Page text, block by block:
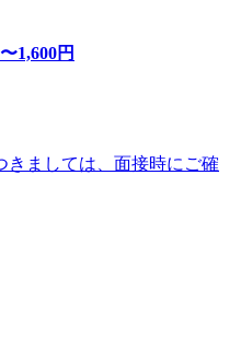
1,600円
きましては、面接時にご確